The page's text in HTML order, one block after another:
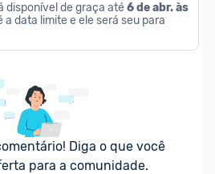
disponível de graça até 6 de abr. às
a data limite e ele será seu para
Diga o que você
para a comunidade.